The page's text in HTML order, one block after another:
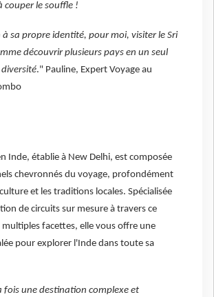
couper le souffle !
à sa propre identité, pour moi, visiter le Sri
découvrir plusieurs pays en un seul
." Pauline, Expert Voyage au
Inde, établie à New Delhi, est composée
chevronnés du voyage, profondément
et les traditions locales. Spécialisée
de circuits sur mesure à travers ce
multiples facettes, elle vous offre une
pour explorer l'Inde dans toute sa
fois une destination complexe et